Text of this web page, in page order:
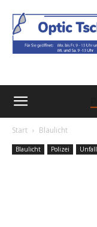
Start Blaulicht
Blaulicht Polizei Unfall